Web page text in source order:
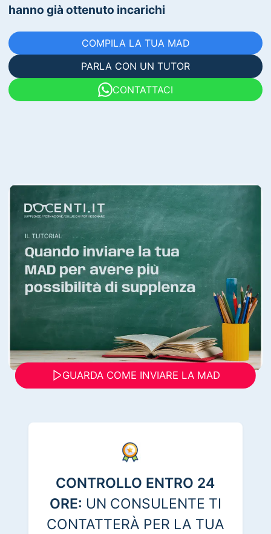
hanno già ottenuto incarichi
COMPILA LA TUA MAD
PARLA CON UN TUTOR
CONTATTACI
GUARDA COME INVIARE LA MAD
CONTROLLO ENTRO 24
ORE: UN CONSULENTE TI
CONTATTERÀ PER LA TUA